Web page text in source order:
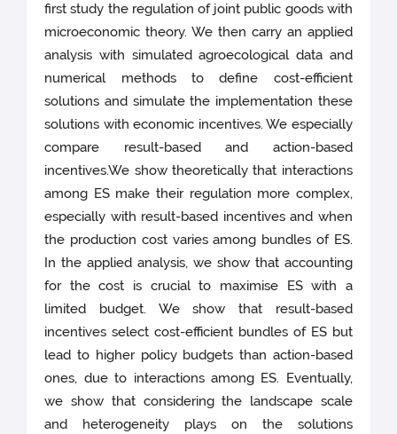
first study the regulation of joint public goods with
microeconomic theory. We then carry an applied
analysis with simulated agroecological data and
numerical methods to define cost-efficient
solutions and simulate the implementation these
solutions with economic incentives. We especially
compare result-based and action-based
incentives.We show theoretically that interactions
among ES make their regulation more complex,
especially with result-based incentives and when
the production cost varies among bundles of ES.
In the applied analysis, we show that accounting
for the cost is crucial to maximise ES with a
limited budget. We show that result-based
incentives select cost-efficient bundles of ES but
lead to higher policy budgets than action-based
ones, due to interactions among ES. Eventually,
we show that considering the landscape scale
and heterogeneity plays on the solutions